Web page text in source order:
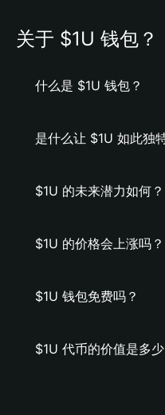
关于 $1U 钱包？
什么是 $1U 钱包？
是什么让 $1U 如此独
$1U 的未来潜力如何？
$1U 的价格会上涨吗？
$1U 钱包免费吗？
$1U 代币的价值是多少